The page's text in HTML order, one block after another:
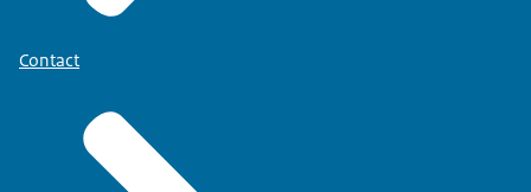
Contact